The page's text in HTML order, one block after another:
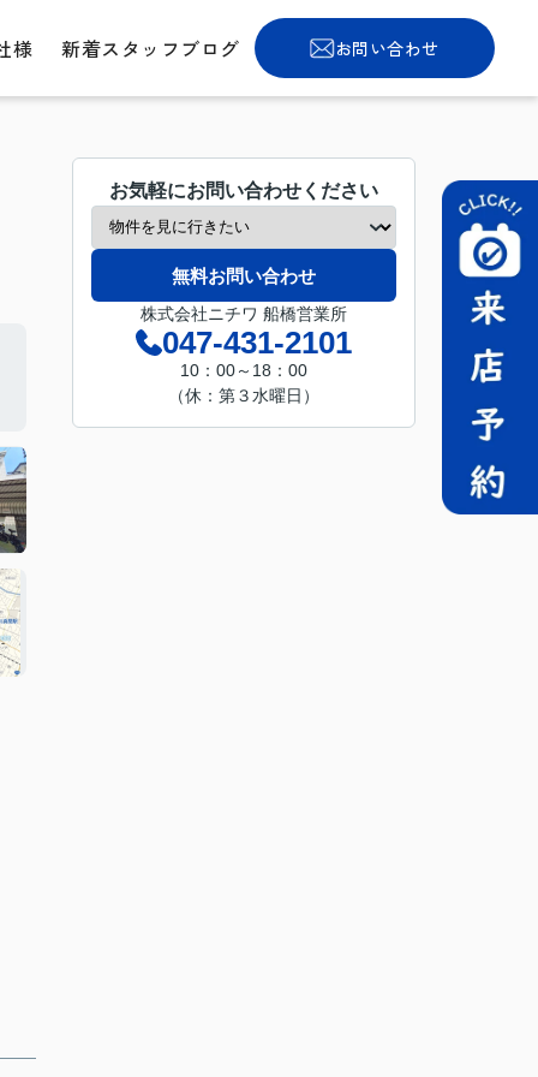
様 新着スタッフブログ お問い合わせ
お気軽にお問い合わせください
無料お問い合わせ
株式会社ニチワ 船橋営業所
047-431-2101
10：00～18：00
（休：第３水曜日）